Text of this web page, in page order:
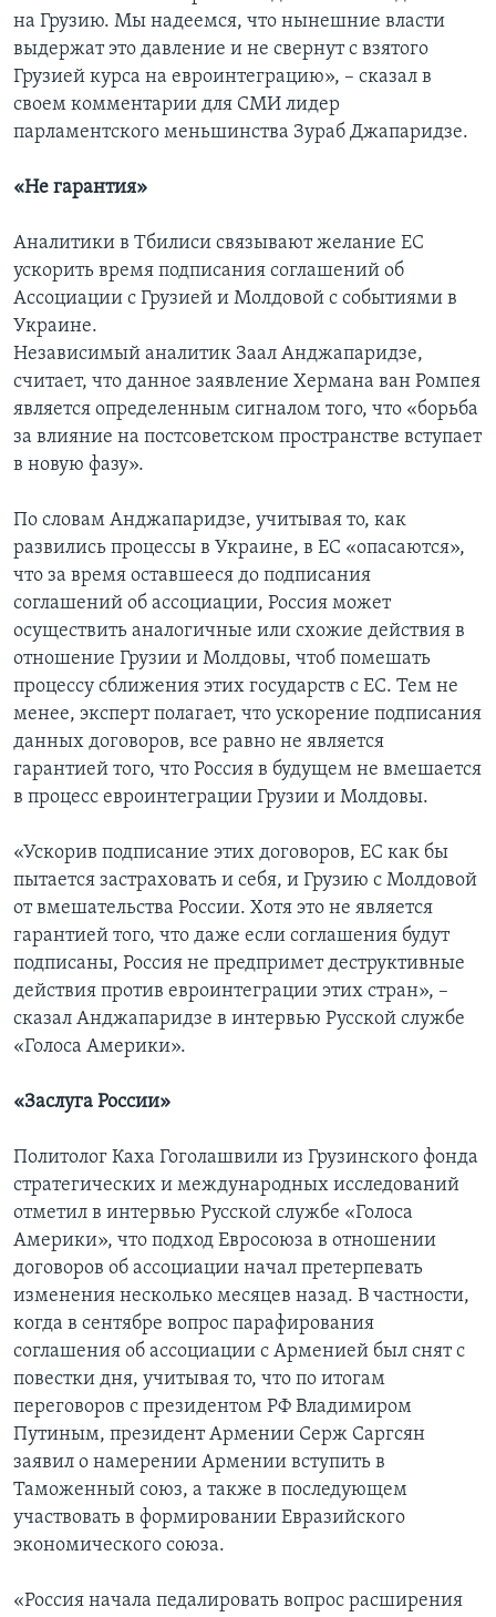
на Грузию. Мы надеемся, что нынешние власти
выдержат это давление и не свернут с взятого
Грузией курса на евроинтеграцию», – сказал в
своем комментарии для СМИ лидер
парламентского меньшинства Зураб Джапаридзе.
«Не гарантия»
Аналитики в Тбилиси связывают желание ЕС
ускорить время подписания соглашений об
Ассоциации с Грузией и Молдовой с событиями в
Украине.
Независимый аналитик Заал Анджапаридзе,
считает, что данное заявление Хермана ван Ромпея
является определенным сигналом того, что «борьба
за влияние на постсоветском пространстве вступает
в новую фазу».
По словам Анджапаридзе, учитывая то, как
развились процессы в Украине, в ЕС «опасаются»,
что за время оставшееся до подписания
соглашений об ассоциации, Россия может
осуществить аналогичные или схожие действия в
отношение Грузии и Молдовы, чтоб помешать
процессу сближения этих государств с ЕС. Тем не
менее, эксперт полагает, что ускорение подписания
данных договоров, все равно не является
гарантией того, что Россия в будущем не вмешается
в процесс евроинтеграции Грузии и Молдовы.
«Ускорив подписание этих договоров, ЕС как бы
пытается застраховать и себя, и Грузию с Молдовой
от вмешательства России. Хотя это не является
гарантией того, что даже если соглашения будут
подписаны, Россия не предпримет деструктивные
действия против евроинтеграции этих стран», –
сказал Анджапаридзе в интервью Русской службе
«Голоса Америки».
«Заслуга России»
Политолог Каха Гоголашвили из Грузинского фонда
стратегических и международных исследований
отметил в интервью Русской службе «Голоса
Америки», что подход Евросоюза в отношении
договоров об ассоциации начал претерпевать
изменения несколько месяцев назад. В частности,
когда в сентябре вопрос парафирования
соглашения об ассоциации с Арменией был снят с
повестки дня, учитывая то, что по итогам
переговоров с президентом РФ Владимиром
Путиным, президент Армении Серж Саргсян
заявил о намерении Армении вступить в
Таможенный союз, а также в последующем
участвовать в формировании Евразийского
экономического союза.
«Россия начала педалировать вопрос расширения